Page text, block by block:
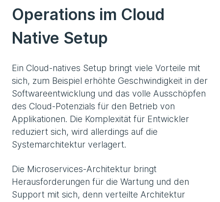
Operations im Cloud
Native Setup
Ein Cloud-natives Setup bringt viele Vorteile mit
sich, zum Beispiel erhöhte Geschwindigkeit in der
Softwareentwicklung und das volle Ausschöpfen
des Cloud-Potenzials für den Betrieb von
Applikationen. Die Komplexität für Entwickler
reduziert sich, wird allerdings auf die
Systemarchitektur verlagert.
Die Microservices-Architektur bringt
Herausforderungen für die Wartung und den
Support mit sich, denn verteilte Architektur